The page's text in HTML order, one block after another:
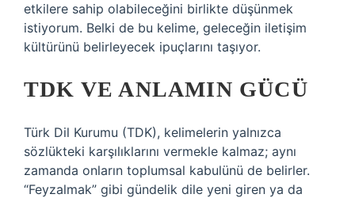
etkilere sahip olabileceğini birlikte düşünmek
istiyorum. Belki de bu kelime, geleceğin iletişim
kültürünü belirleyecek ipuçlarını taşıyor.
TDK VE ANLAMIN GÜCÜ
Türk Dil Kurumu (TDK), kelimelerin yalnızca
sözlükteki karşılıklarını vermekle kalmaz; aynı
zamanda onların toplumsal kabulünü de belirler.
“Feyzalmak” gibi gündelik dile yeni giren ya da